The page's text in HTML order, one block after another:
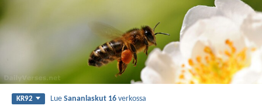
KR92 LueSananlaskut 16 verkossa